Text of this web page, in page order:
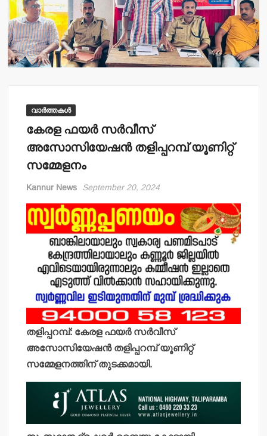
വാർത്തകൾ
കേരള ഫയര്‍ സര്‍വീസ്
അസോസിയേഷന്‍ തളിപ്പറമ്പ് യൂണിറ്റ്
സമ്മേളനം
Kannur News September 20, 2024
തളിപ്പറമ്പ്: കേരള ഫയര്‍ സര്‍വീസ്
അസോസിയേഷന്‍ തളിപ്പറമ്പ് യൂണിറ്റ്
സമ്മേളനത്തിന് തുടക്കമായി.